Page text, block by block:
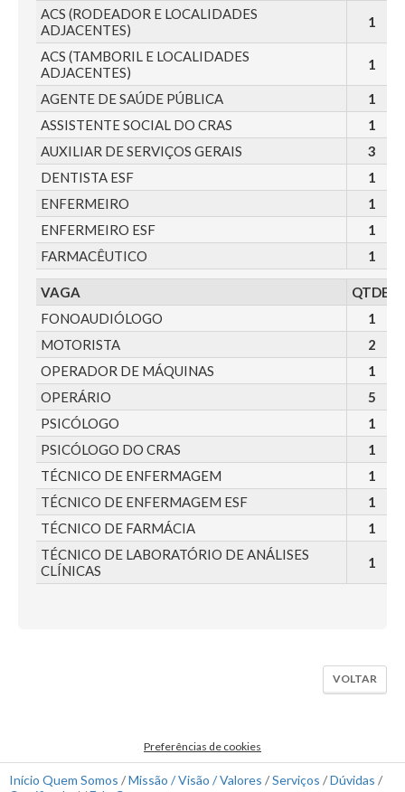
ACS (RODEADOR E LOCALIDADES
ADJACENTES)
1
ACS (TAMBORIL E LOCALIDADES
ADJACENTES)
1
AGENTE DE SAÚDE PÚBLICA
1
ASSISTENTE SOCIAL DO CRAS
1
AUXILIAR DE SERVIÇOS GERAIS
3
DENTISTA ESF
1
ENFERMEIRO
1
ENFERMEIRO ESF
1
FARMACÊUTICO
1
VAGA
QTDE.
FONOAUDIÓLOGO
1
MOTORISTA
2
OPERADOR DE MÁQUINAS
1
OPERÁRIO
5
PSICÓLOGO
1
PSICÓLOGO DO CRAS
1
TÉCNICO DE ENFERMAGEM
1
TÉCNICO DE ENFERMAGEM ESF
1
TÉCNICO DE FARMÁCIA
1
TÉCNICO DE LABORATÓRIO DE ANÁLISES
CLÍNICAS
1
VOLTAR
Preferências de cookies
Início Quem Somos /Missão / Visão / Valores /Serviços /Dúvidas /